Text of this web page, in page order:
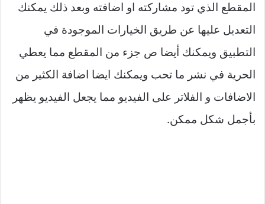
المقطع الذي تود مشاركته او اضافته وبعد ذلك يمكنك
التعديل عليها عن طريق الخيارات الموجودة في
التطبيق ويمكنك أيضا ص جزء من المقطع مما يعطي
الحرية في نشر ما تحب ويمكنك ايضا اضافة الكثير من
الاضافات و الفلاتر على الفيديو مما يجعل الفيديو يظهر
بأجمل شكل ممكن.